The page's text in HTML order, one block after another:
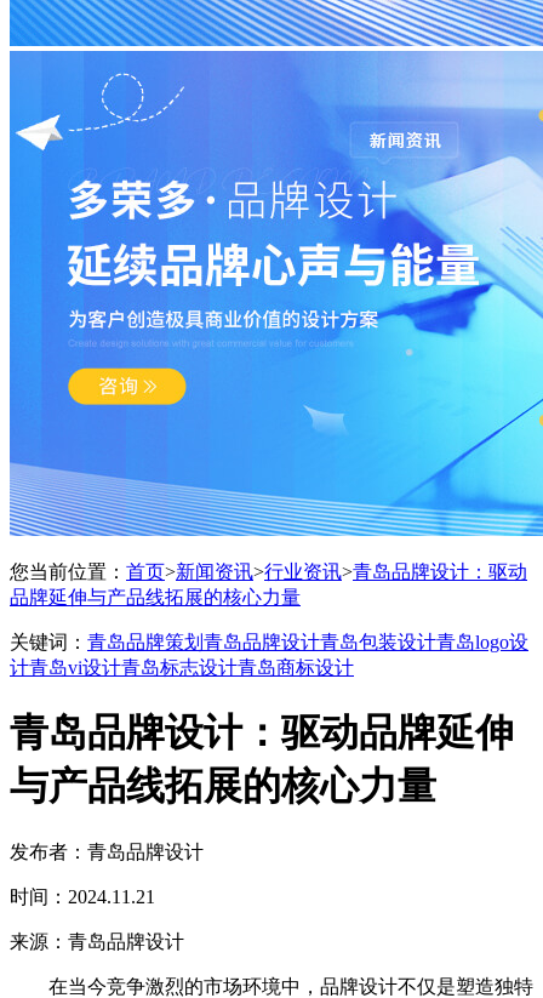
您当前位置： 首页>新闻资讯>行业资讯>青岛品牌设计：驱动
品牌延伸与产品线拓展的核心力量
关键词： 青岛品牌策划 青岛品牌设计青岛包装设计青岛logo设
计青岛vi设计青岛标志设计青岛商标设计
青岛品牌设计：驱动品牌延伸
与产品线拓展的核心力量
发布者：青岛品牌设计
时间：2024.11.21
来源：青岛品牌设计
在当今竞争激烈的市场环境中，品牌设计不仅是塑造独特